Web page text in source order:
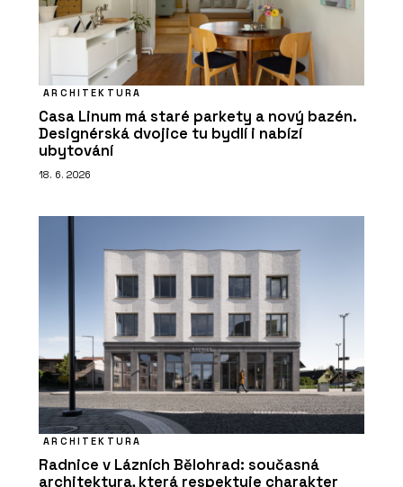
ARCHITEKTURA
Casa Linum má staré parkety a nový bazén.
Designérská dvojice tu bydlí i nabízí
ubytování
18. 6. 2026
ARCHITEKTURA
Radnice v Lázních Bělohrad: současná
architektura, která respektuje charakter